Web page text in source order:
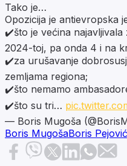
Tako je…
Opozicija je antievropska
✔️što je većina najavljivala
2024-toj, pa onda 4 i na
✔️za urušavanje
zemljama regiona;
✔️što nemamo
✔️što su tri…
— Boris Mugoša
Boris MugošaBoris Pejović